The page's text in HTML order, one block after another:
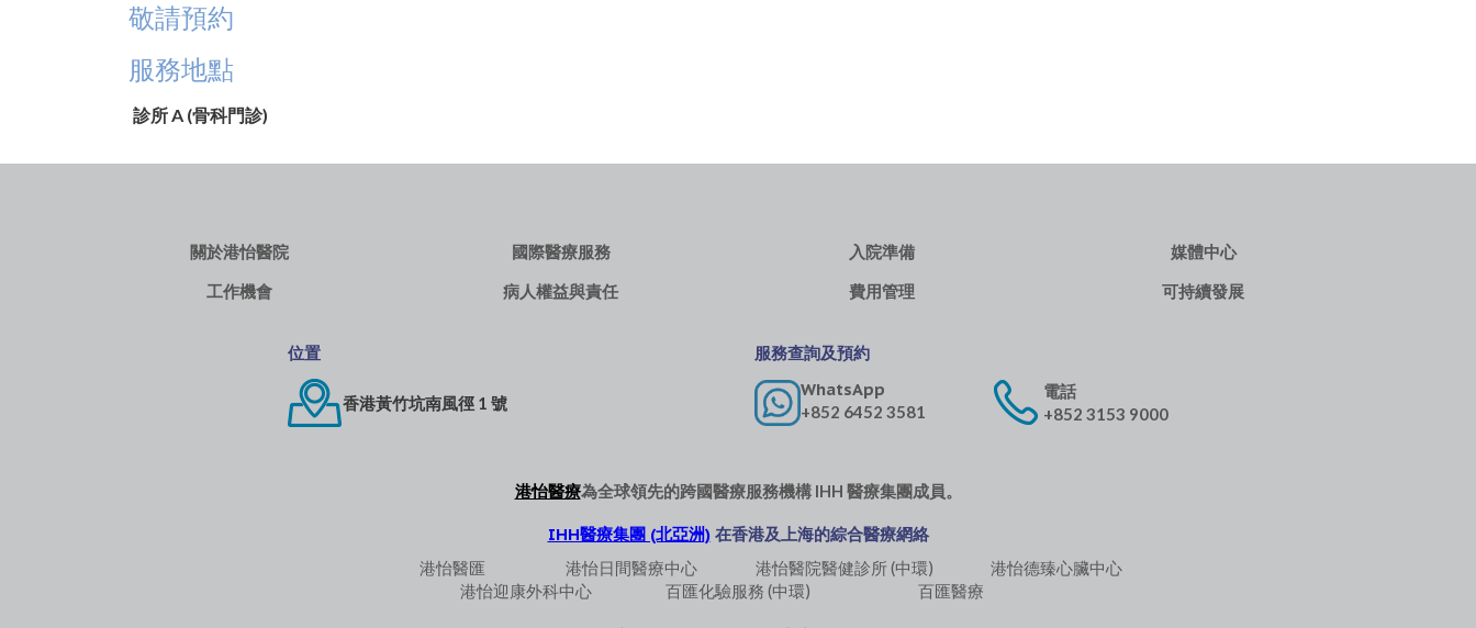
敬請預約
服務地點
診所 A (骨科門診)
關於港怡醫院 國際醫療服務 入院準備
媒體中心
工作機會
病人權益與責任 費用管理 可持續發展
位置
香港黃竹坑南風徑 1 號
服務查詢及預約
WhatsApp
+852 6452 3581
電話
+852 3153 9000
港怡醫療為全球領先的跨國醫療服務機構 IHH 醫療集團成員。
IHH醫療集團 (北亞洲)在香港及上海的綜合醫療網絡
港怡醫匯 港怡日間醫療中心 港怡醫院醫健診所 (中環)
港怡德臻心臟中心
港怡迎康外科中心
百匯化驗服務 (中環) 百匯醫療